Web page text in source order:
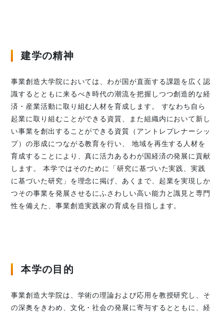
建学の精神
事業創造大学院においては、わが国が直面する課題を広く認
識するとともに来るべき時代の潮流を把握しつつ創造的な経
済・産業活動に取り組む人材を育成します。 すなわち自ら
起業に取り組むことができる資質、また組織内において新し
い事業を創出することができる資質（アントレプレナーシッ
プ）の形成につながる教育を行い、 地域を再生する人材を
育成することにより、真に活力あるわが国経済の発展に貢献
します。 本学ではそのために「研究に基づいた実践、実践
に基づいた研究」を理念に掲げ、あくまで、起業を実現しか
つその事業を発展させるにふさわしい高い能力と識見と専門
性を備えた、事業創造実践家の育成を目指します。
本学の目的
事業創造大学院は、学術の理論および応用を教授研究し、そ
の深奥をきわめ、文化・社会の発展に寄与するとともに、経